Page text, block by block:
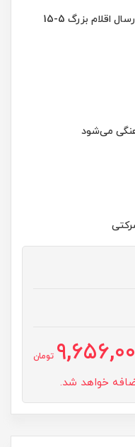
ارسال اقلام کوچک 2-5 روز کاری ارسال اقلام بزرگ 5-15
می‌شود
تومان